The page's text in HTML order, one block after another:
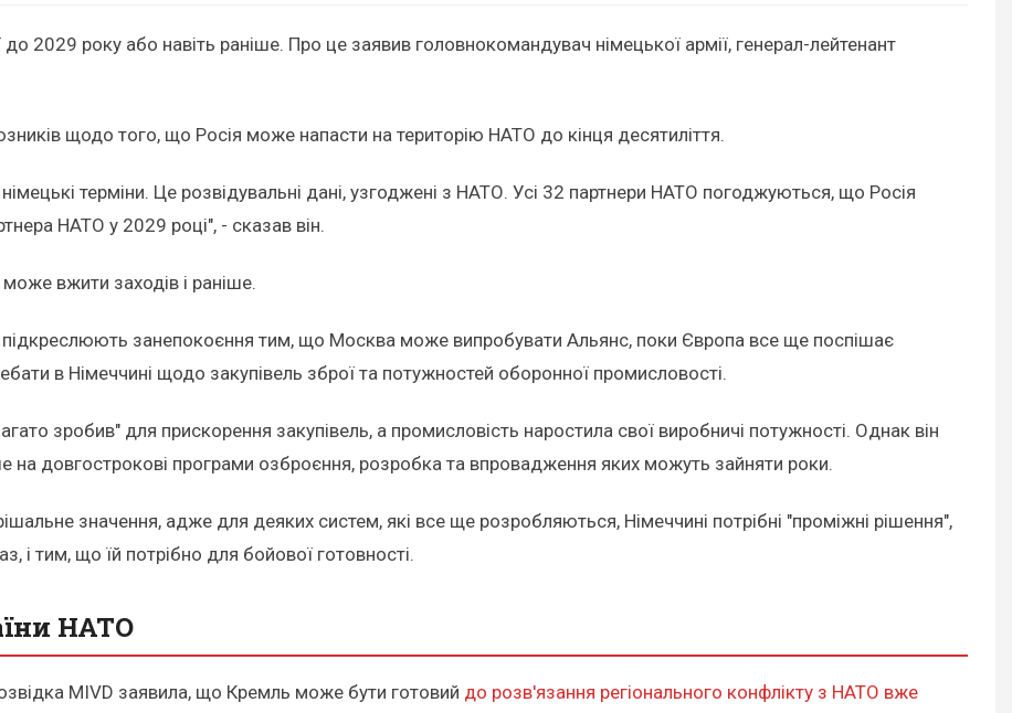
до 2029 року або навіть раніше. Про це заявив головнокомандувач німецької армії, генерал-лейтенант
щодо того, що Росія може напасти на територію НАТО до кінця десятиліття.
терміни. Це розвідувальні дані, узгоджені з НАТО. Усі 32 партнери НАТО погоджуються, що Росія
НАТО у 2029 році", - сказав він.
вжити заходів і раніше.
занепокоєння тим, що Москва може випробувати Альянс, поки Європа все ще поспішає
в Німеччині щодо закупівель зброї та потужностей оборонної промисловості.
зробив" для прискорення закупівель, а промисловість наростила свої виробничі потужності. Однак він
на довгострокові програми озброєння, розробка та впровадження яких можуть зайняти роки.
значення, адже для деяких систем, які все ще розробляються, Німеччині потрібні "проміжні рішення",
тим, що їй потрібно для бойової готовності.
НАТО
MIVD заявила, що Кремль може бути готовий до розв'язання регіонального конфлікту з НАТО вже